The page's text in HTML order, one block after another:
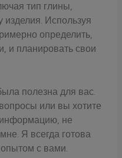
тип глины,
изделия. Используя
определить,
и планировать свои
полезна для вас.
или вы хотите
не
Я всегда готова
с вами.